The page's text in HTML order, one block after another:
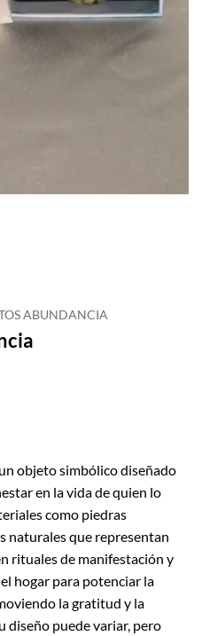
ABUNDANCIA
objeto simbólico diseñado
en la vida de quien lo
como piedras
naturales que representan
rituales de manifestación y
hogar para potenciar la
la gratitud y la
diseño puede variar, pero